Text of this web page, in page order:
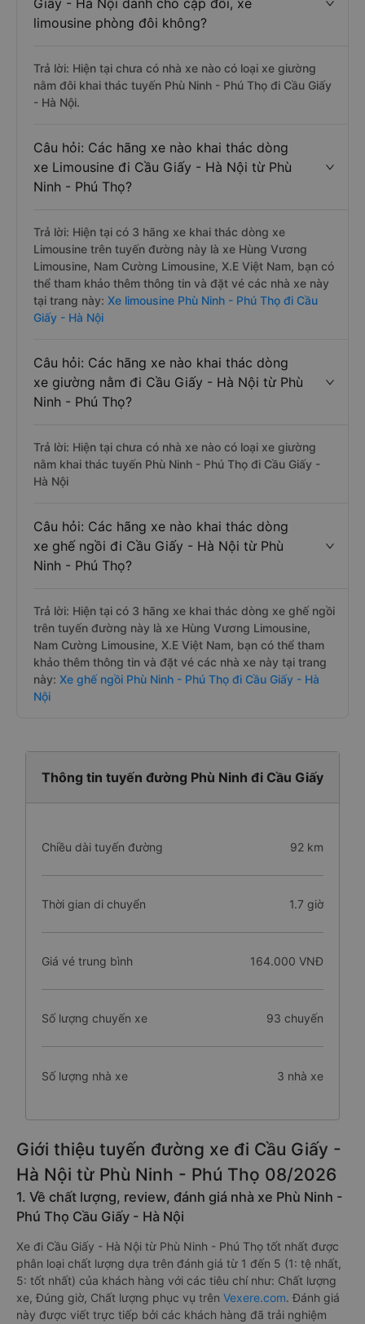
Giấy - Hà Nội dành cho cặp đôi, xe
limousine phòng đôi không?
Trả lời: Hiện tại chưa có nhà xe nào có loại xe giường
nằm đôi khai thác tuyến Phù Ninh - Phú Thọ đi Cầu Giấy
- Hà Nội.
Câu hỏi: Các hãng xe nào khai thác dòng
xe Limousine đi Cầu Giấy - Hà Nội từ Phù
Ninh - Phú Thọ?
Trả lời: Hiện tại có 3 hãng xe khai thác dòng xe
Limousine trên tuyến đường này là xe Hùng Vương
Limousine, Nam Cường Limousine, X.E Việt Nam, bạn có
thể tham khảo thêm thông tin và đặt vé các nhà xe này
tại trang này: Xe limousine Phù Ninh - Phú Thọ đi Cầu
Giấy - Hà Nội
Câu hỏi: Các hãng xe nào khai thác dòng
xe giường nằm đi Cầu Giấy - Hà Nội từ Phù
Ninh - Phú Thọ?
Trả lời: Hiện tại chưa có nhà xe nào có loại xe giường
nằm khai thác tuyến Phù Ninh - Phú Thọ đi Cầu Giấy -
Hà Nội
Câu hỏi: Các hãng xe nào khai thác dòng
xe ghế ngồi đi Cầu Giấy - Hà Nội từ Phù
Ninh - Phú Thọ?
Trả lời: Hiện tại có 3 hãng xe khai thác dòng xe ghế ngồi
trên tuyến đường này là xe Hùng Vương Limousine,
Nam Cường Limousine, X.E Việt Nam, bạn có thể tham
khảo thêm thông tin và đặt vé các nhà xe này tại trang
này: Xe ghế ngồi Phù Ninh - Phú Thọ đi Cầu Giấy - Hà
Nội
Thông tin tuyến đường Phù Ninh đi Cầu Giấy
Chiều dài tuyến đường 92 km
Thời gian di chuyển 1.7 giờ
Giá vé trung bình 164.000 VNĐ
Số lượng chuyến xe 93 chuyến
Số lượng nhà xe 3 nhà xe
Giới thiệu tuyến đường xe đi Cầu Giấy -
Hà Nội từ Phù Ninh - Phú Thọ 08/2026
1. Về chất lượng, review, đánh giá nhà xe Phù Ninh -
Phú Thọ Cầu Giấy - Hà Nội
Xe đi Cầu Giấy - Hà Nội từ Phù Ninh - Phú Thọ tốt nhất được
phân loại chất lượng dựa trên đánh giá từ 1 đến 5 (1: tệ nhất,
5: tốt nhất) của khách hàng với các tiêu chí như: Chất lượng
xe, Đúng giờ, Chất lượng phục vụ trên Vexere.com. Đánh giá
này được viết trực tiếp bởi các khách hàng đã trải nghiệm